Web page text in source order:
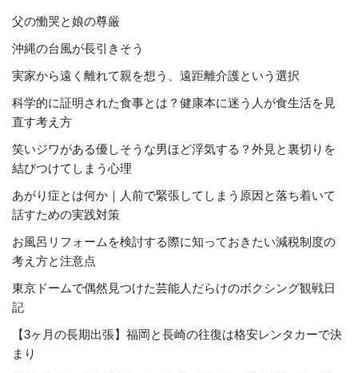
父の慟哭と娘の尊厳
沖縄の台風が長引きそう
実家から遠く離れて親を想う、遠距離介護という選択
科学的に証明された食事とは？健康本に迷う人が食生活を見
直す考え方
笑いジワがある優しそうな男ほど浮気する？外見と裏切りを
結びつけてしまう心理
あがり症とは何か｜人前で緊張してしまう原因と落ち着いて
話すための実践対策
お風呂リフォームを検討する際に知っておきたい減税制度の
考え方と注意点
東京ドームで偶然見つけた芸能人だらけのボクシング観戦日
記
【3ヶ月の長期出張】福岡と長崎の往復は格安レンタカーで決
まり